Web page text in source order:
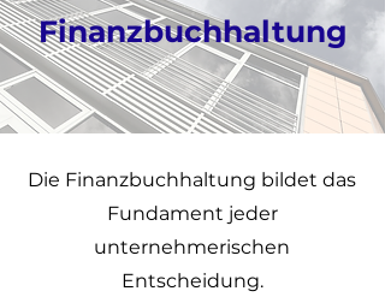
Finanzbuchhaltung
Die Finanzbuchhaltung bildet das
Fundament jeder
unternehmerischen
Entscheidung.